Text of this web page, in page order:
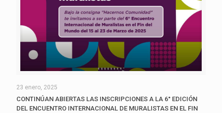
23 enero, 2025
CONTINÚAN ABIERTAS LAS INSCRIPCIONES A LA 6° EDICIÓN
DEL ENCUENTRO INTERNACIONAL DE MURALISTAS EN EL FIN